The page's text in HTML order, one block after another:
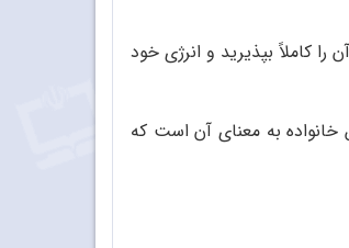
کاملاً بپذیرید و انرژی خود
خانواده به معنای آن است که